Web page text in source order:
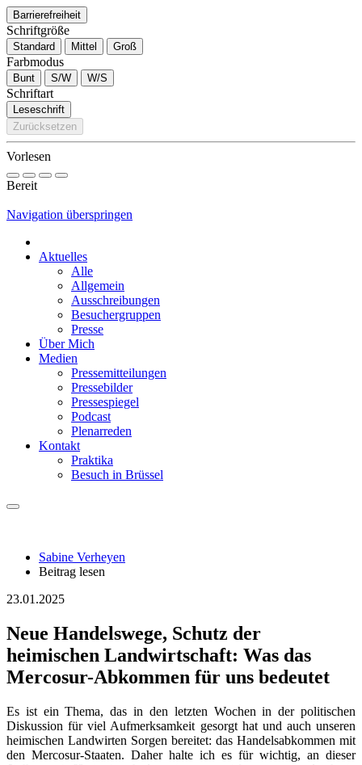
Barrierefreiheit
Schriftgröße
Standard Mittel Groß
Farbmodus
Bunt S/W W/S
Schriftart
Leseschrift
Zurücksetzen
Vorlesen
Bereit
Navigation überspringen
Aktuelles
Alle
Allgemein
Ausschreibungen
Besuchergruppen
Presse
Über Mich
Medien
Pressemitteilungen
Pressebilder
Pressespiegel
Podcast
Plenarreden
Kontakt
Praktika
Besuch in Brüssel
Sabine Verheyen
Beitrag lesen
23.01.2025
Neue Handelswege, Schutz der
heimischen Landwirtschaft: Was das
Mercosur-Abkommen für uns bedeutet
Es ist ein Thema, das in den letzten Wochen in der politischen
Diskussion für viel Aufmerksamkeit gesorgt hat und auch unseren
heimischen Landwirten Sorgen bereitet: das Handelsabkommen mit
den Mercosur-Staaten. Daher halte ich es für wichtig, an dieser